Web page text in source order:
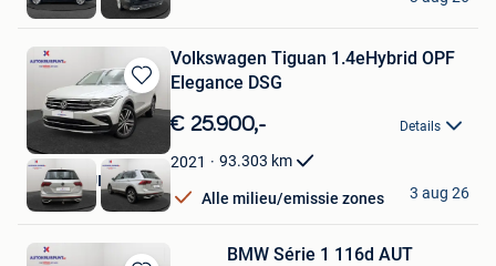
Tielt
Bewaren
in
Mijn
Favorieten
Volkswagen Tiguan 1.4eHybrid OPF
Elegance DSG
€ 25.900,- Details
2021 93.303 km
Alle milieu/emissie zones
AUTOKRUISPUNT
Tielt
3 aug 26
BMW Série 1 116d AUT